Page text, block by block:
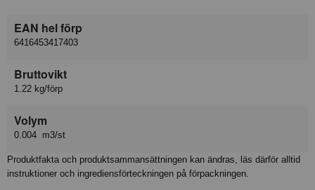
EAN hel förp
6416453417403
Bruttovikt
1.22 kg/förp
Volym
0.004 m3/st
Produktfakta och produktsammansättningen kan ändras, läs därför alltid
instruktioner och ingrediensförteckningen på förpackningen.